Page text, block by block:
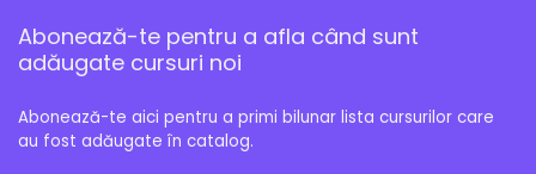
Abonează-te pentru a afla când sunt
adăugate cursuri noi
Abonează-te aici pentru a primi bilunar lista cursurilor care
au fost adăugate în catalog.